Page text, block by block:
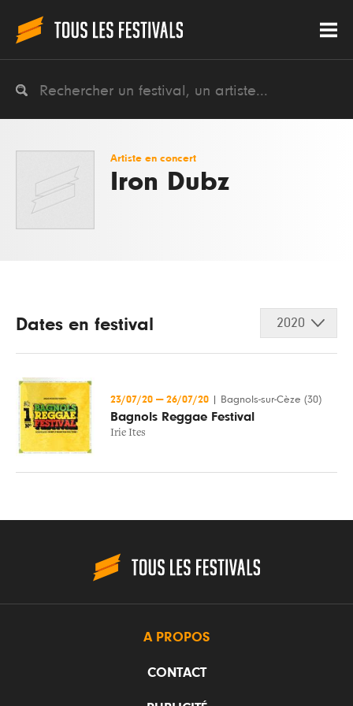
Artiste en concert
Iron Dubz
Dates en festival 2020
23/07/20 — 26/07/20 Bagnols-sur-Cèze (30)
Bagnols Reggae Festival
Irie Ites
A PROPOS
CONTACT